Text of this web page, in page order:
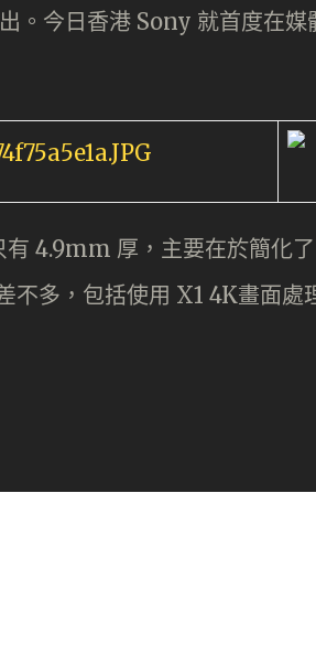
。今日香港 Sony 就首度在媒
4.9mm 厚，主要在於簡化了
不多，包括使用 X1 4K畫面處